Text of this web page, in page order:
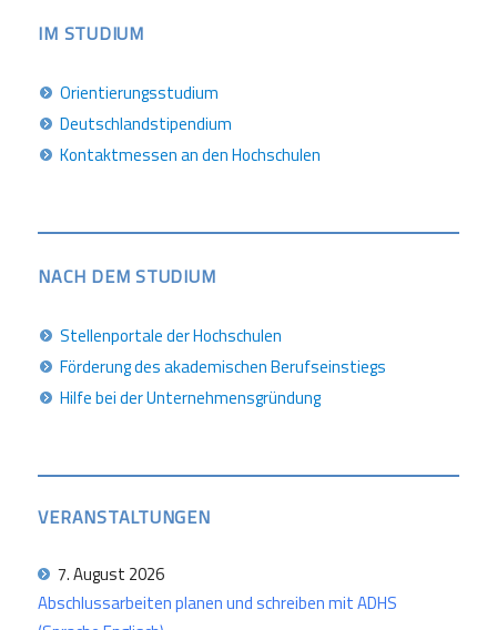
IM STUDIUM
Orientierungsstudium
Deutschlandstipendium
Kontaktmessen an den Hochschulen
NACH DEM STUDIUM
Stellenportale der Hochschulen
Förderung des akademischen Berufseinstiegs
Hilfe bei der Unternehmensgründung
VERANSTALTUNGEN
7. August 2026
Abschlussarbeiten planen und schreiben mit ADHS